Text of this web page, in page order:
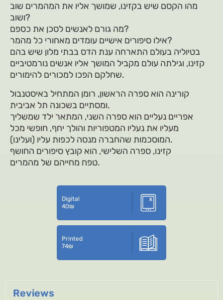
מהו הקסם שיש בקזינו, שמושך אליו את המהמרים שוב
ושוב?
מה גורם לאנשים לסכן את כספם?
אילו סיפורים אישיים עומדים מאחורי כל מהמר?
בטיוליה בעולם התארחה ענת הדס בבתי מלון שיש בהם
קזינו, וגילתה עולם מקביל המושך אליו אנשים נורמטיביים
שחלקם הפכו למכורים להימורים.
קורינה הוא ספרה הראשון, רומן המתחיל באיסטנבול
ומסתיים בשכונה תל אביבית.
אפריים נעליים הוא ספרה השני, המתאר ילד שמשליך
מעליו את נעליו המטפוריות והולך יחף, חופשי מכל
המוסכמות שהחברה מנסה לכפות עליו (ועלינו).
קזינו, ספרה השלישי, הוא קובץ סיפורים החושף
טפח מחייהם של מהמרים.
Digital
40₪
Printed
74₪
Reviews